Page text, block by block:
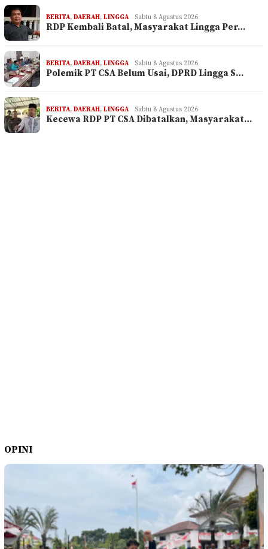
BERITA, DAERAH, LINGGA Sabtu 8 Agustus 2026
RDP Kembali Batal, Masyarakat Lingga Per…
BERITA, DAERAH, LINGGA Sabtu 8 Agustus 2026
Polemik PT CSA Belum Usai, DPRD Lingga S…
BERITA, DAERAH, LINGGA Sabtu 8 Agustus 2026
Kecewa RDP PT CSA Dibatalkan, Masyarakat…
OPINI